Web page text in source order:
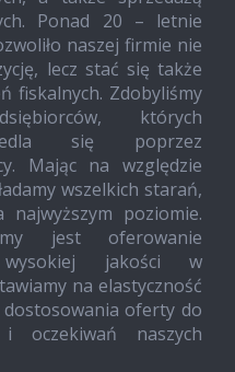
Ponad 20 – letnie
naszej firmie nie
lecz stać się także
fiskalnych. Zdobyliśmy
których
się poprzez
Mając na względzie
wszelkich starań,
poziomie.
jest oferowanie
jakości w
na elastyczność
dostosowania oferty do
oczekiwań naszych